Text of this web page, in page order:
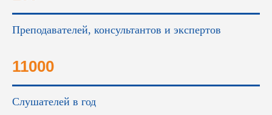
Преподавателей, консультантов и экспертов
11000
Слушателей в год